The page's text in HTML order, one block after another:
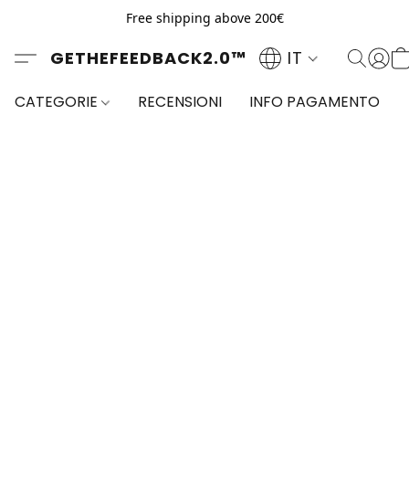
Free shipping above 200€
GETHEFEEDBACK2.0™ IT
CATEGORIE RECENSIONI INFO PAGAMENTO